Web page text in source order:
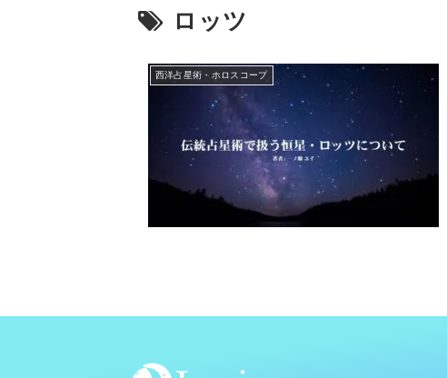
ロッツ
西洋占星術・ホロスコープ